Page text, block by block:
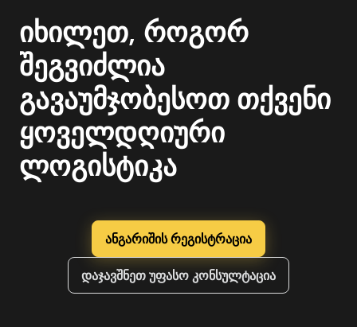
იხილეთ, როგორ
შეგვიძლია
გავაუმჯობესოთ თქვენი
ყოველდღიური
ლოგისტიკა
ანგარიშის რეგისტრაცია
დაჯავშნეთ უფასო კონსულტაცია